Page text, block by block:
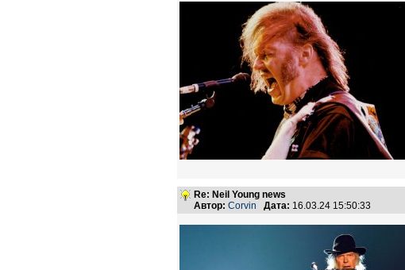
Re: Neil Young news
Автор: Corvin Дата: 16.03.24 15:50:33